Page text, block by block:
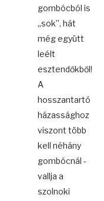
gombócból is
„sok”, hát
még együtt
leélt
esztendőkből!
A
hosszantartó
házassághoz
viszont több
kell néhány
gombócnál -
vallja a
szolnoki